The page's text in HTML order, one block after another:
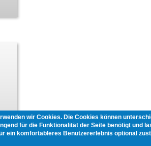
wir Cookies. Die Cookies können
für die Funktionalität der Seite benötigt und
ein komfortableres Benutzererlebnis optional